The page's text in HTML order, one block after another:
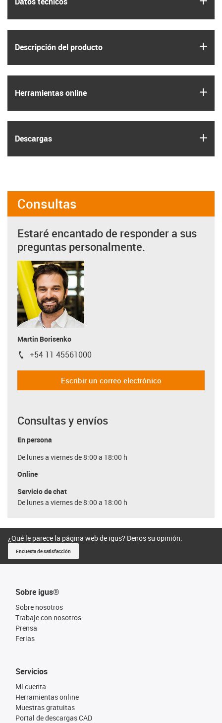
Descripción del producto
Herramientas online
Descargas
Consultas
Estaré encantado de responder a sus
preguntas personalmente.
Martin Borisenko
igus-icon-phone
+54 11 45561000
Escribir un correo electrónico
Consultas y envíos
En persona
De lunes a viernes de 8:00 a 18:00 h
Online
Servicio de chat
De lunes a viernes de 8:00 a 18:00 h
¿Qué le parece la página web de igus? Denos su opinión.
Encuesta de satisfacción
Sobre igus®
Sobre nosotros
Trabaje con nosotros
Prensa
Ferias
Servicios
Mi cuenta
Herramientas online
Muestras gratuitas
Portal de descargas CAD